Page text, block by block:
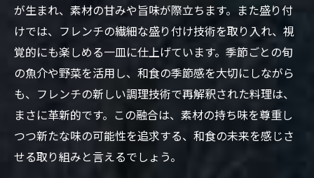
が生まれ、素材の甘みや旨味が際立ちます。また盛り付
けでは、フレンチの繊細な盛り付け技術を取り入れ、視
覚的にも楽しめる一皿に仕上げています。季節ごとの旬
の魚介や野菜を活用し、和食の季節感を大切にしながら
も、フレンチの新しい調理技術で再解釈された料理は、
まさに革新的です。この融合は、素材の持ち味を尊重し
つつ新たな味の可能性を追求する、和食の未来を感じさ
せる取り組みと言えるでしょう。